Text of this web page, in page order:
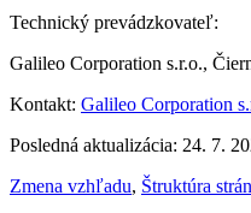
Technický prevádzkovateľ:
Galileo Corporation s.r.o.,
Kontakt: Galileo Corporation
Posledná aktualizácia: 24. 7.
Zmena vzhľadu, Štruktúra